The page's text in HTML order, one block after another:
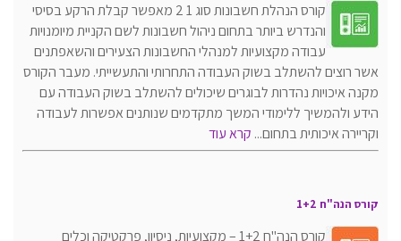
קורס הנהלת חשבונות סוג 1 2 מאפשר קבלת הרקע בסיסי
והנדרש ביותר בתחום ניהול חשבונות לשם הקניית מיומנויות
עבודה מקצועיות למנהלי החשבונות הצעירים והשאפתנים
אשר רוצים להשתלב בשוק העבודה התחרותי והתעשייתי. מעבר הקורס
מקנה איכויות נהדרות לבוגרים שיכולים להשתלב בשוק העבודה עם
הידע ולהמשיך ללימודי המשך מתקדמים שנותנים אפשרות לעבודה
וקריירה איכותית בתחום... קרא עוד
קורס הנה"ח 1+2
קורס הנה"ח 1+2 – מקצועיות, ניסיון, פרקטיקה וכלים